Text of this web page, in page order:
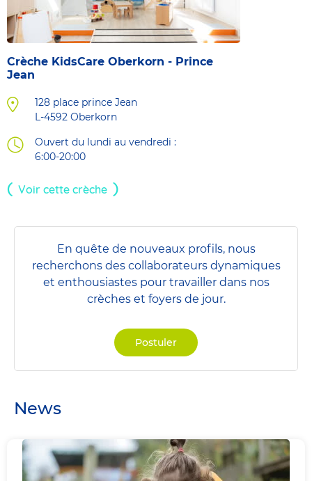
Crèche KidsCare Oberkorn - Prince
Jean
128 place prince Jean
L-4592 Oberkorn
Ouvert du lundi au vendredi :
6:00-20:00
Voir cette crèche
En quête de nouveaux profils, nous
recherchons des collaborateurs dynamiques
et enthousiastes pour travailler dans nos
crèches et foyers de jour.
Postuler
News